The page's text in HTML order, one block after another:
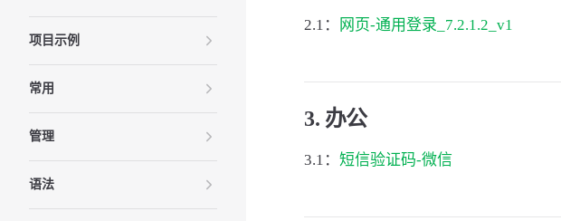
项目示例
常用
管理
语法
2.1： 网页-通用登录_7.2.1.2_v1
3. 办公
3.1： 短信验证码-微信